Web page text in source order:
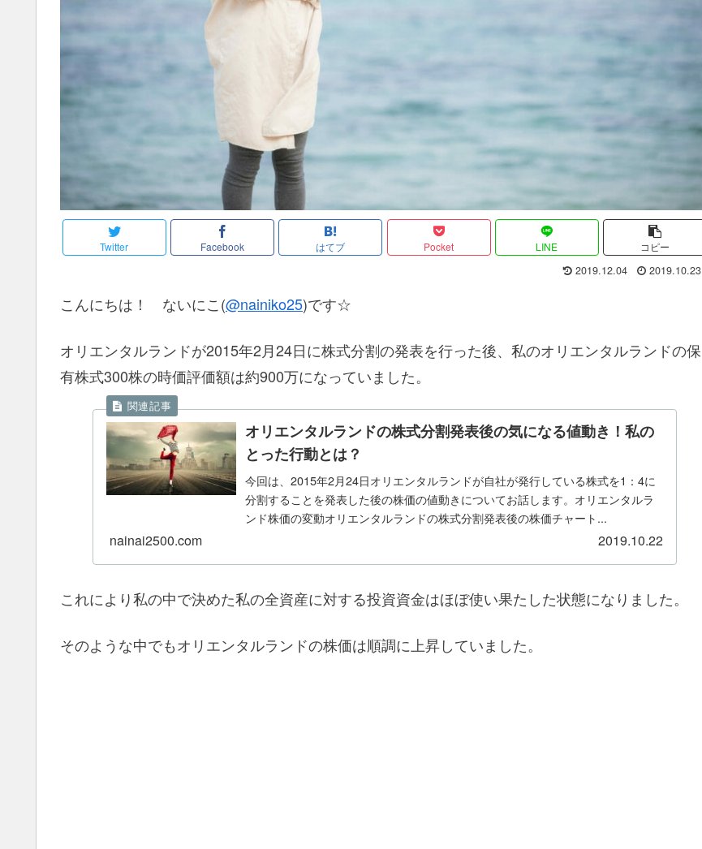
Twitter Facebook はてブ Pocket LINE コピー
2019.12.04 2019.10.23
こんにちは！ ないにこ(@nainiko25)です☆
オリエンタルランドが2015年2月24日に株式分割の発表を行った後、私のオリエンタルランドの保
有株式300株の時価評価額は約900万になっていました。
オリエンタルランドの株式分割発表後の気になる値動き！私の
とった行動とは？
今回は、2015年2月24日オリエンタルランドが自社が発行している株式を1：4に
分割することを発表した後の株価の値動きについてお話します。オリエンタルラ
ンド株価の変動オリエンタルランドの株式分割発表後の株価チャート...
nainai2500.com 2019.10.22
これにより私の中で決めた私の全資産に対する投資資金はほぼ使い果たした状態になりました。
そのような中でもオリエンタルランドの株価は順調に上昇していました。